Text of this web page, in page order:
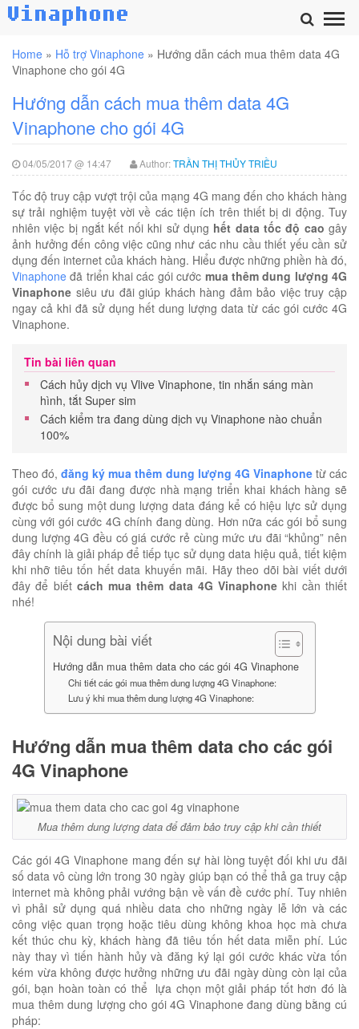
Home » Hỗ trợ Vinaphone » Hướng dẫn cách mua thêm data 4G
Vinaphone cho gói 4G
Hướng dẫn cách mua thêm data 4G
Vinaphone cho gói 4G
04/05/2017 @ 14:47 Author:TRẦN THỊ THỦY TRIỀU
Tốc độ truy cập vượt trội của mạng 4G mang đến cho khách hàng
sự trải nghiệm tuyệt vời về các tiện ích trên thiết bị di động. Tuy
nhiên việc bị ngắt kết nối khi sử dụng hết data tốc độ cao gây
ảnh hưởng đến công việc cũng như các nhu cầu thiết yếu cần sử
dụng đến internet của khách hàng. Hiểu được những phiền hà đó,
Vinaphone đã triển khai các gói cước mua thêm dung lượng 4G
Vinaphone siêu ưu đãi giúp khách hàng đảm bảo việc truy cập
ngay cả khi đã sử dụng hết dung lượng data từ các gói cước 4G
Vinaphone.
Tin bài liên quan
Cách hủy dịch vụ Vlive Vinaphone, tin nhắn sáng màn
hình, tắt Super sim
Cách kiểm tra đang dùng dịch vụ Vinaphone nào chuẩn
100%
Theo đó,đăng ký mua thêm dung lượng 4G Vinaphonetừ các
gói cước ưu đãi đang được nhà mạng triển khai khách hàng sẽ
được bổ sung một dung lượng data đáng kể có hiệu lực sử dụng
cùng với gói cước 4G chính đang dùng. Hơn nữa các gói bổ sung
dung lượng 4G đều có giá cước rẻ cùng mức ưu đãi “khủng” nên
đây chính là giải pháp để tiếp tục sử dụng data hiệu quả, tiết kiệm
khi nhỡ tiêu tốn hết data khuyến mãi. Hãy theo dõi bài viết dưới
đây để biết cách mua thêm data 4G Vinaphone khi cần thiết
nhé!
Nội dung bài viết
Hướng dẫn mua thêm data cho các gói 4G Vinaphone
Chi tiết các gói mua thêm dung lượng 4G Vinaphone:
Lưu ý khi mua thêm dung lượng 4G Vinaphone:
Hướng dẫn mua thêm data cho các gói
4G Vinaphone
Mua thêm dung lượng data để đảm bảo truy cập khi cần thiết
Các gói 4G Vinaphone mang đến sự hài lòng tuyệt đối khi ưu đãi
số data vô cùng lớn trong 30 ngày giúp bạn có thể thả ga truy cập
internet mà không phải vướng bận về vấn đề cước phí. Tuy nhiên
vì phải sử dụng quá nhiều data cho những ngày lễ lớn và các
công việc quan trọng hoặc tiêu dùng không khoa học mà chưa
kết thúc chu kỳ, khách hàng đã tiêu tốn hết data miễn phí. Lúc
này thay vì tiến hành hủy và đăng ký lại gói cước khác vừa tốn
kém vừa không được hưởng những ưu đãi ngày dùng còn lại của
gói, bạn hoàn toàn có thể lựa chọn một giải pháp tốt hơn đó là
mua thêm dung lượng cho gói 4G Vinaphone đang dùng bằng cú
pháp: